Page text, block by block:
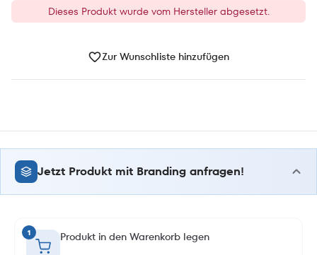
Dieses Produkt wurde vom Hersteller abgesetzt.
Zur Wunschliste hinzufügen
Jetzt Produkt mit Branding anfragen!
1 Produkt in den Warenkorb legen